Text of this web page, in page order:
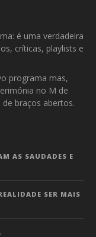
é uma verdadeira
críticas, playlists e
programa mas,
no M de
braços abertos.
AS SAUDADES E
SER MAIS